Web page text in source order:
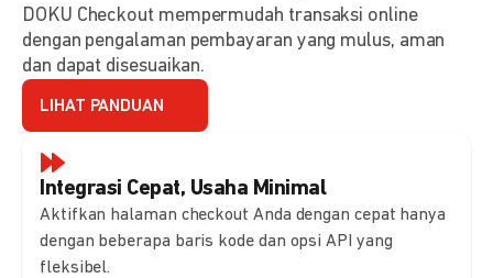
Integrasi Cepat, Usaha Minimal
Aktifkan halaman checkout Anda dengan cepat hanya
dengan beberapa baris kode dan opsi API yang
fleksibel.
DOKU Checkout mempermudah transaksi online
dengan pengalaman pembayaran yang mulus, aman
dan dapat disesuaikan.
LIHAT PANDUAN